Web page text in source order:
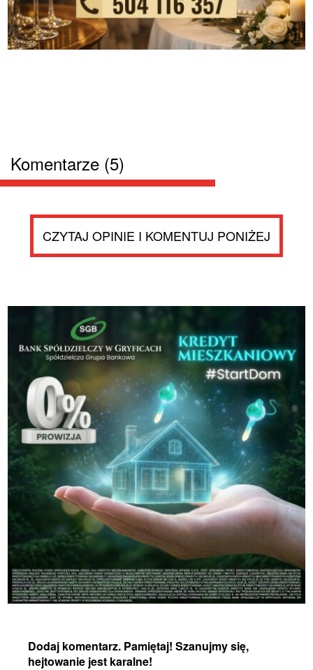
Komentarze (5)
CZYTAJ OPINIE I KOMENTUJ PONIŻEJ
Dodaj komentarz. Pamiętaj! Szanujmy się,
hejtowanie jest karalne!